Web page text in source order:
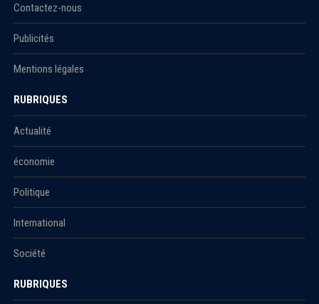
Contactez-nous
Publicités
Mentions légales
RUBRIQUES
Actualité
économie
Politique
International
Société
RUBRIQUES